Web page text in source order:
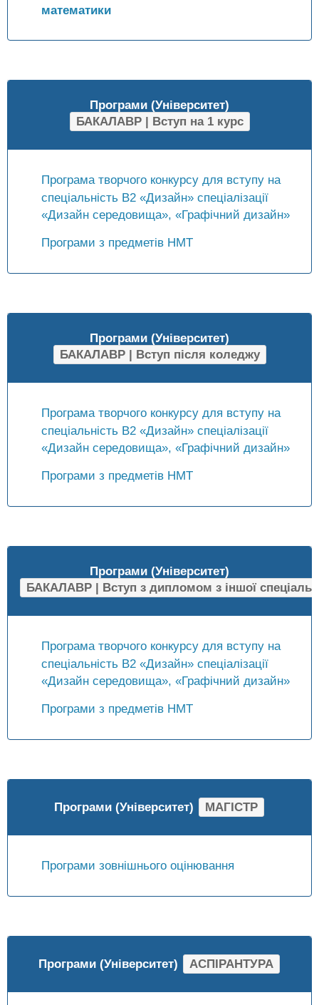
математики
Програми (Університет)
БАКАЛАВР | Вступ на 1 курс
Програма творчого конкурсу для вступу на
спеціальність B2 «Дизайн» спеціалізації
«Дизайн середовища», «Графічний дизайн»
Програми з предметів НМТ
Програми (Університет)
БАКАЛАВР | Вступ після коледжу
Програма творчого конкурсу для вступу на
спеціальність B2 «Дизайн» спеціалізації
«Дизайн середовища», «Графічний дизайн»
Програми з предметів НМТ
Програми (Університет)
БАКАЛАВР | Вступ з дипломом з іншої
Програма творчого конкурсу для вступу на
спеціальність B2 «Дизайн» спеціалізації
«Дизайн середовища», «Графічний дизайн»
Програми з предметів НМТ
Програми (Університет) МАГІСТР
Програми зовнішнього оцінювання
Програми (Університет) АСПІРАНТУРА